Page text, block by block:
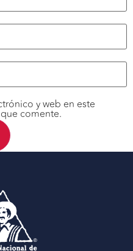
y web en este
comente.